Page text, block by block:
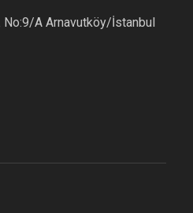
No:9/A Arnavutköy/İstanbul